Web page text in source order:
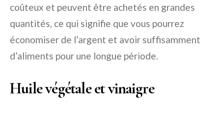
coûteux et peuvent être achetés en grandes
quantités, ce qui signifie que vous pourrez
économiser de l’argent et avoir suffisamment
d’aliments pour une longue période.
Huile végétale et vinaigre